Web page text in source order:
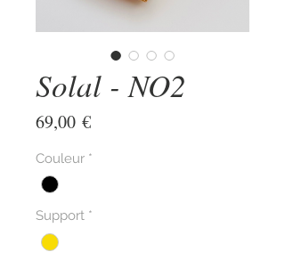
Solal - NO2
69,00 €Prix
Couleur *
Support *